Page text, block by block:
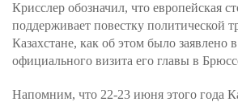
Крисслер обозначил, что европейская
поддерживает повестку политической
Казахстане, как об этом было заявлено
официального визита его главы в
Напомним, что 22-23 июня этого года